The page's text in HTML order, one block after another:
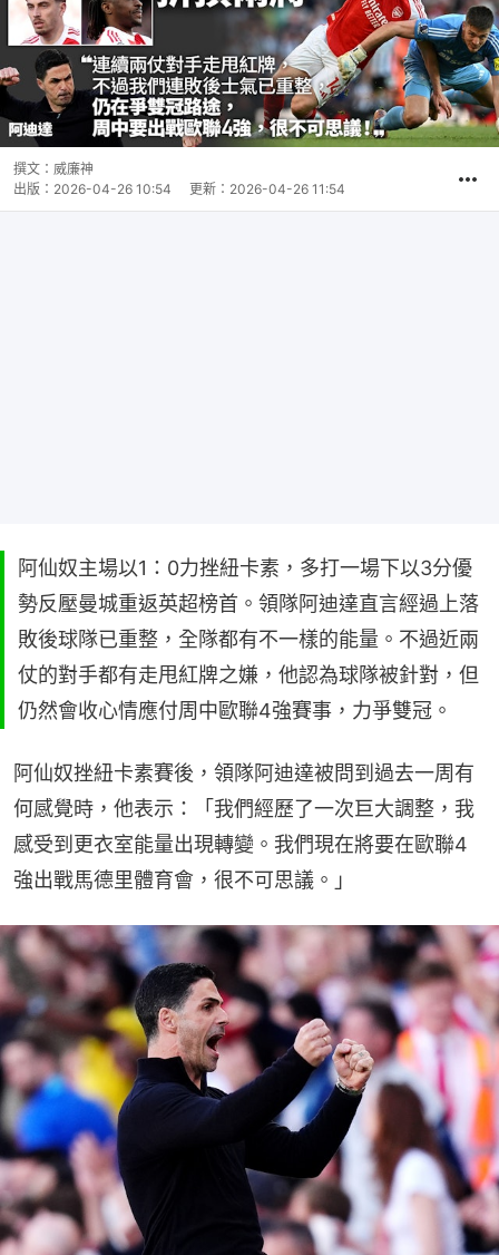
撰文： 威廉神
出版： 2026-04-26 10:54 更新： 2026-04-26 11:54
阿仙奴主場以1：0力挫紐卡素，多打一場下以3分優
勢反壓曼城重返英超榜首。領隊阿迪達直言經過上落
敗後球隊已重整，全隊都有不一樣的能量。不過近兩
仗的對手都有走甩紅牌之嫌，他認為球隊被針對，但
仍然會收心情應付周中歐聯4強賽事，力爭雙冠。
阿仙奴挫紐卡素賽後，領隊阿迪達被問到過去一周有
何感覺時，他表示：「我們經歷了一次巨大調整，我
感受到更衣室能量出現轉變。我們現在將要在歐聯4
強出戰馬德里體育會，很不可思議。」